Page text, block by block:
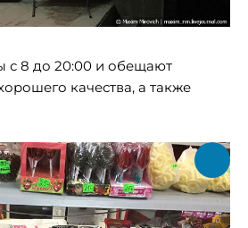
с 8 до 20:00 и обещают
качества, а также